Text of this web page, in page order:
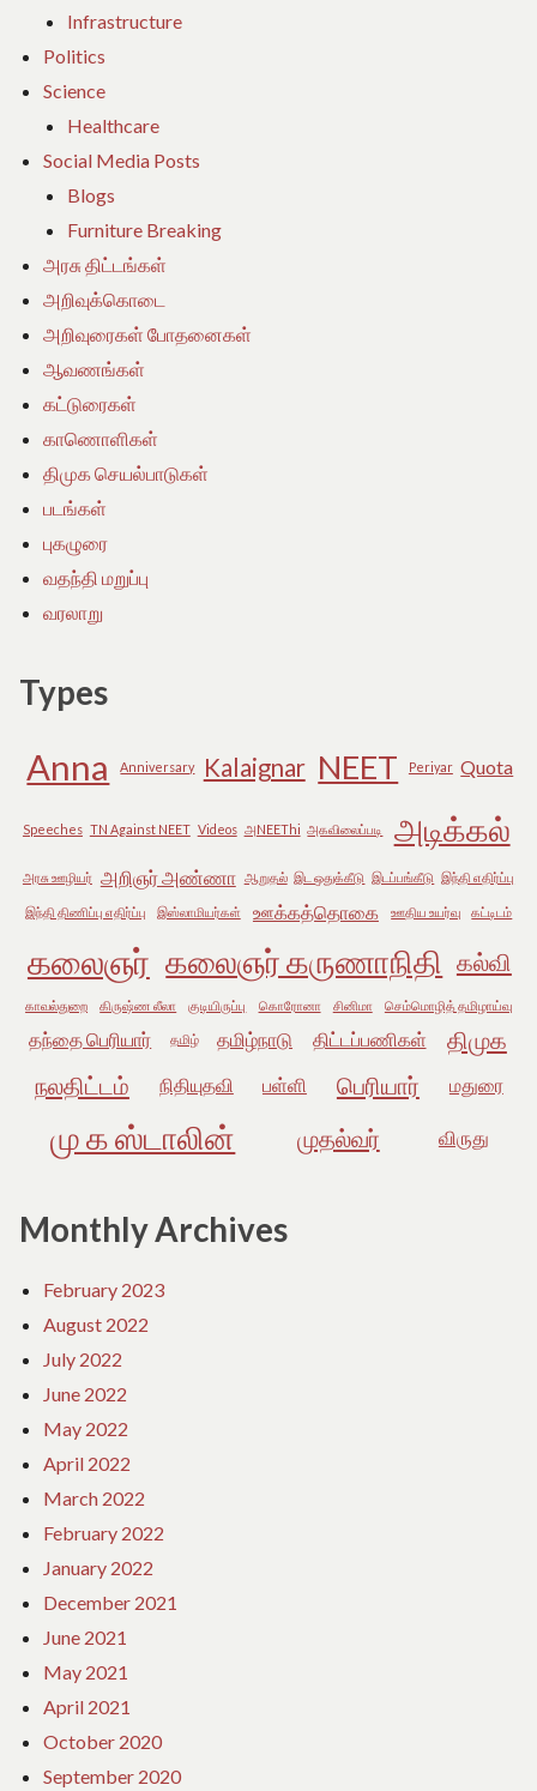
Infrastructure
Politics
Science
Healthcare
Social Media Posts
Blogs
Furniture Breaking
அரசு திட்டங்கள்
அறிவுக்கொடை
அறிவுரைகள் போதனைகள்
ஆவணங்கள்
கட்டுரைகள்
காணொளிகள்
திமுக செயல்பாடுகள்
படங்கள்
புகழுரை
வதந்தி மறுப்பு
வரலாறு
Types
Anna Anniversary Kalaignar NEET Periyar Quota
Speeches TN Against NEET Videos அNEEThi அகவிலைப்படி அடிக்கல்
அரசு ஊழியர் அறிஞர் அண்ணா ஆறுதல் இட ஒதுக்கீடு இடப்பங்கீடு இந்தி எதிர்ப்பு
இந்தி திணிப்பு எதிர்ப்பு இஸ்லாமியர்கள் ஊக்கத்தொகை ஊதிய உயர்வு கட்டிடம்
கலைஞர் கலைஞர் கருணாநிதி கல்வி
காவல்துறை கிருஷ்ண லீலா குடியிருப்பு கொரோனா சினிமா செம்மொழித் தமிழாய்வு
தந்தை பெரியார் தமிழ் தமிழ்நாடு திட்டப்பணிகள்
திமுக
நலதிட்டம்
நிதியுதவி பள்ளி பெரியார் மதுரை
மு க ஸ்டாலின் முதல்வர் விருது
Monthly Archives
February 2023
August 2022
July 2022
June 2022
May 2022
April 2022
March 2022
February 2022
January 2022
December 2021
June 2021
May 2021
April 2021
October 2020
September 2020